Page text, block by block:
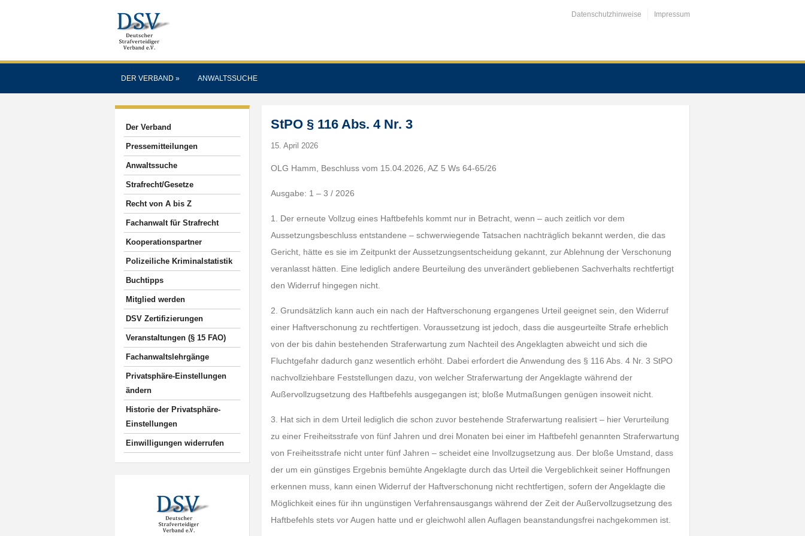
Datenschutzhinweise Impressum
DER VERBAND » ANWALTSSUCHE
Der Verband
Pressemitteilungen
Anwaltssuche
Strafrecht/Gesetze
Recht von A bis Z
Fachanwalt für Strafrecht
Kooperationspartner
Polizeiliche Kriminalstatistik
Buchtipps
Mitglied werden
DSV Zertifizierungen
Veranstaltungen (§ 15 FAO)
Fachanwaltslehrgänge
Privatsphäre-Einstellungen
ändern
Historie der Privatsphäre-
Einstellungen
Einwilligungen widerrufen
StPO § 116 Abs. 4 Nr. 3
15. April 2026
OLG Hamm, Beschluss vom 15.04.2026, AZ 5 Ws 64-65/26
Ausgabe: 1 – 3 / 2026
1. Der erneute Vollzug eines Haftbefehls kommt nur in Betracht, wenn – auch zeitlich vor dem
Aussetzungsbeschluss entstandene – schwerwiegende Tatsachen nachträglich bekannt werden, die das
Gericht, hätte es sie im Zeitpunkt der Aussetzungsentscheidung gekannt, zur Ablehnung der Verschonung
veranlasst hätten. Eine lediglich andere Beurteilung des unverändert gebliebenen Sachverhalts rechtfertigt
den Widerruf hingegen nicht.
2. Grundsätzlich kann auch ein nach der Haftverschonung ergangenes Urteil geeignet sein, den Widerruf
einer Haftverschonung zu rechtfertigen. Voraussetzung ist jedoch, dass die ausgeurteilte Strafe erheblich
von der bis dahin bestehenden Straferwartung zum Nachteil des Angeklagten abweicht und sich die
Fluchtgefahr dadurch ganz wesentlich erhöht. Dabei erfordert die Anwendung des § 116 Abs. 4 Nr. 3 StPO
nachvollziehbare Feststellungen dazu, von welcher Straferwartung der Angeklagte während der
Außervollzugsetzung des Haftbefehls ausgegangen ist; bloße Mutmaßungen genügen insoweit nicht.
3. Hat sich in dem Urteil lediglich die schon zuvor bestehende Straferwartung realisiert – hier Verurteilung
zu einer Freiheitsstrafe von fünf Jahren und drei Monaten bei einer im Haftbefehl genannten Straferwartung
von Freiheitsstrafe nicht unter fünf Jahren – scheidet eine Invollzugsetzung aus. Der bloße Umstand, dass
der um ein günstiges Ergebnis bemühte Angeklagte durch das Urteil die Vergeblichkeit seiner Hoffnungen
erkennen muss, kann einen Widerruf der Haftverschonung nicht rechtfertigen, sofern der Angeklagte die
Möglichkeit eines für ihn ungünstigen Verfahrensausgangs während der Zeit der Außervollzugsetzung des
Haftbefehls stets vor Augen hatte und er gleichwohl allen Auflagen beanstandungsfrei nachgekommen ist.